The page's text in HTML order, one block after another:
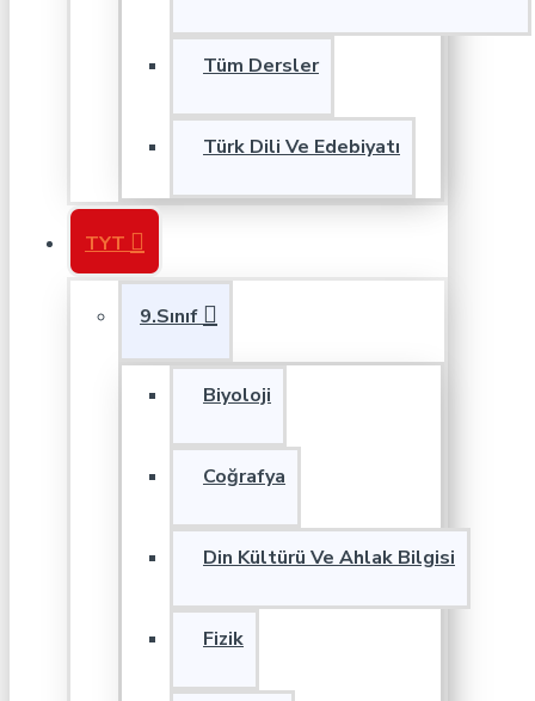
Tüm Dersler
Türk Dili Ve Edebiyatı
TYT
9.Sınıf
Biyoloji
Coğrafya
Din Kültürü Ve Ahlak Bilgisi
Fizik